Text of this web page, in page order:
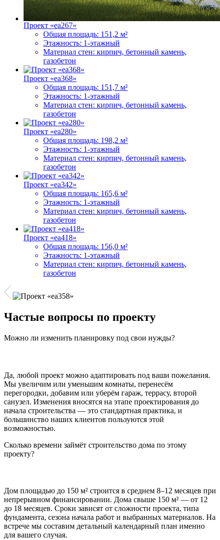
Проект «ea267»
Общая площадь: 151,2 м²
Этажность: 1-этажный
Материал стен: кирпич, бетонный камень,
газобетон
Проект «ea368»
Общая площадь: 151,7 м²
Этажность: 1-этажный
Материал стен: кирпич, бетонный камень,
газобетон
Проект «ea280»
Общая площадь: 198,2 м²
Этажность: 1-этажный
Материал стен: кирпич, бетонный камень,
газобетон
Проект «ea342»
Общая площадь: 165,6 м²
Этажность: 1-этажный
Материал стен: кирпич, бетонный камень,
газобетон
Проект «ea418»
Общая площадь: 156,0 м²
Этажность: 1-этажный
Материал стен: кирпич, бетонный камень,
газобетон
Частые вопросы по проекту
Можно ли изменить планировку под свои нужды?
Да, любой проект можно адаптировать под ваши пожелания.
Мы увеличим или уменьшим комнаты, перенесём
перегородки, добавим или уберём гараж, террасу, второй
санузел. Изменения вносятся на этапе проектирования до
начала строительства — это стандартная практика, и
большинство наших клиентов пользуются этой
возможностью.
Сколько времени займёт строительство дома по этому
проекту?
Дом площадью до 150 м² строится в среднем 8–12 месяцев при
непрерывном финансировании. Дома свыше 150 м² — от 12
до 18 месяцев. Сроки зависят от сложности проекта, типа
фундамента, сезона начала работ и выбранных материалов. На
встрече мы составим детальный календарный план именно
для вашего случая.